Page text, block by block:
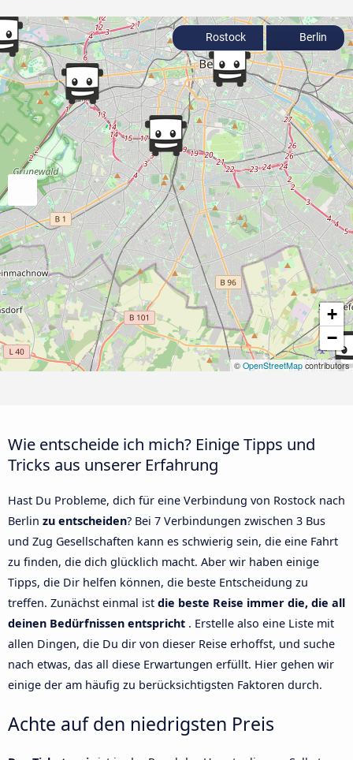
+
−
© OpenStreetMap contributors
Rostock Berlin
Wie entscheide ich mich? Einige Tipps und
Tricks aus unserer Erfahrung
Hast Du Probleme, dich für eine Verbindung von Rostock nach
Berlin zu entscheiden? Bei 7 Verbindungen zwischen 3 Bus
und Zug Gesellschaften kann es schwierig sein, die eine Fahrt
zu finden, die dich glücklich macht. Aber wir haben einige
Tipps, die Dir helfen können, die beste Entscheidung zu
treffen. Zunächst einmal ist die beste Reise immer die, die all
deinen Bedürfnissen entspricht . Erstelle also eine Liste mit
allen Dingen, die Du dir von dieser Reise erhoffst, und suche
nach etwas, das all diese Erwartungen erfüllt. Hier gehen wir
einige der am häufig zu berücksichtigsten Faktoren durch.
Achte auf den niedrigsten Preis